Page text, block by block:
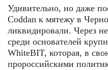
Удивительно, но даже
Coddan к мятежу в
ликвидировали. Через
среди основателей
WhiteBIT, которая, в
пророссийскими